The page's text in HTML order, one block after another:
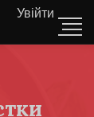
Увійти